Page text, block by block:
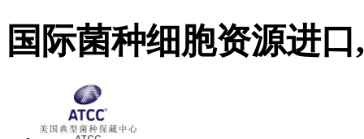
国际菌种细胞资源进